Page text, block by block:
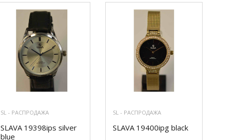
SL - РАСПРОДАЖА
SLAVA 19398ips silver
blue
SL - РАСПРОДАЖА
SLAVA 19400ipg black